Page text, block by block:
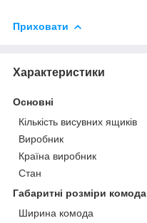
Приховати
Характеристики
Основні
Кількість висувних ящиків
Виробник
Країна виробник
Стан
Габаритні розміри комода
Ширина комода